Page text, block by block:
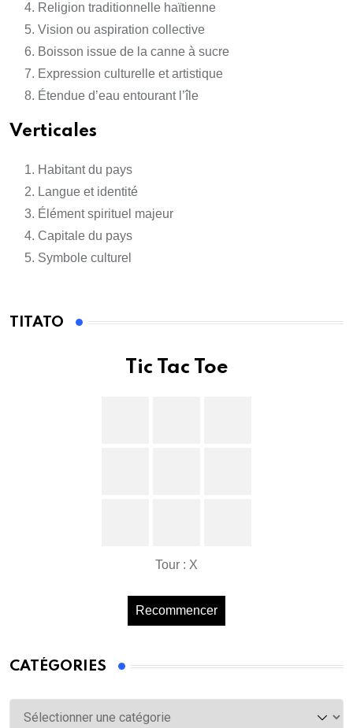
Religion traditionnelle haïtienne
Vision ou aspiration collective
Boisson issue de la canne à sucre
Expression culturelle et artistique
Étendue d’eau entourant l’île
Verticales
Habitant du pays
Langue et identité
Élément spirituel majeur
Capitale du pays
Symbole culturel
TITATO
Tic Tac Toe
Tour : X
Recommencer
CATÉGORIES
Catégories